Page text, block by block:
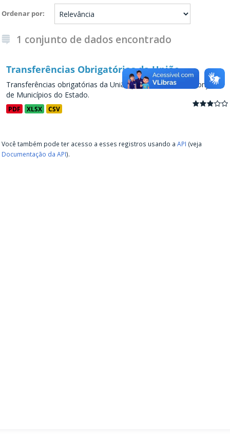
Ordenar por
1 conjunto de dados encontrado
Transferências Obrigatórias da União
Transferências obrigatórias da União para os Estados e conjunto
de Municípios do Estado.
PDF XLSX CSV
Você também pode ter acesso a esses registros usando a API (veja
Documentação da API).